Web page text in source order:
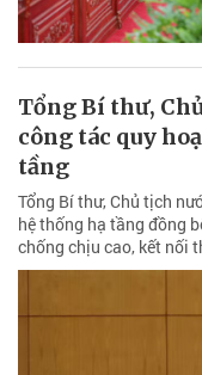
Tổng Bí thư,
công tác quy
tầng
Tổng Bí thư, Chủ tịch
hệ thống hạ tầng đồng
chống chịu cao, kết nối